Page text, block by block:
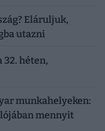
Eláruljuk,
utazni
32. héten,
munkahelyeken:
mennyit